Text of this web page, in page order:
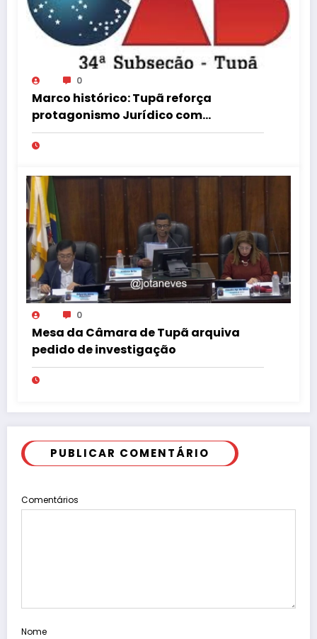
0
Marco histórico: Tupã reforça
protagonismo Jurídico com
Instalação de Nova Turma do
Tribunal de Ética da OAB
0
Mesa da Câmara de Tupã arquiva
pedido de investigação
PUBLICAR COMENTÁRIO
Comentários
Nome